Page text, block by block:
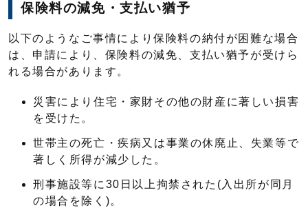
保険料の減免・支払い猶予
以下のようなご事情により保険料の納付が困難な場合
は、申請により、保険料の減免、支払い猶予が受けら
れる場合があります。
災害により住宅・家財その他の財産に著しい損害
を受けた。
世帯主の死亡・疾病又は事業の休廃止、失業等で
著しく所得が減少した。
刑事施設等に30日以上拘禁された(入出所が同月
の場合を除く)。